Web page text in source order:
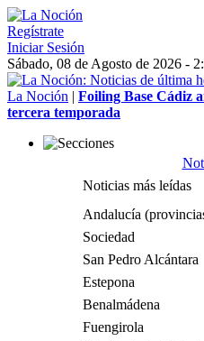
Regístrate
Iniciar Sesión
Sábado, 08 de Agosto de 2026 -
La Noción | Foiling Base Cádiz
tercera temporada
Noticias más leídas
Andalucía
Sociedad
San Pedro Alcántara
Estepona
Benalmádena
Fuengirola